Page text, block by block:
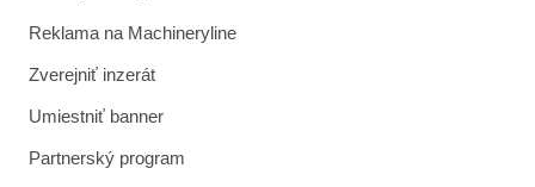
Reklama na Machineryline
Zverejniť inzerát
Umiestniť banner
Partnerský program